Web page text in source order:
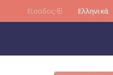
Είσοδος Ελληνικά